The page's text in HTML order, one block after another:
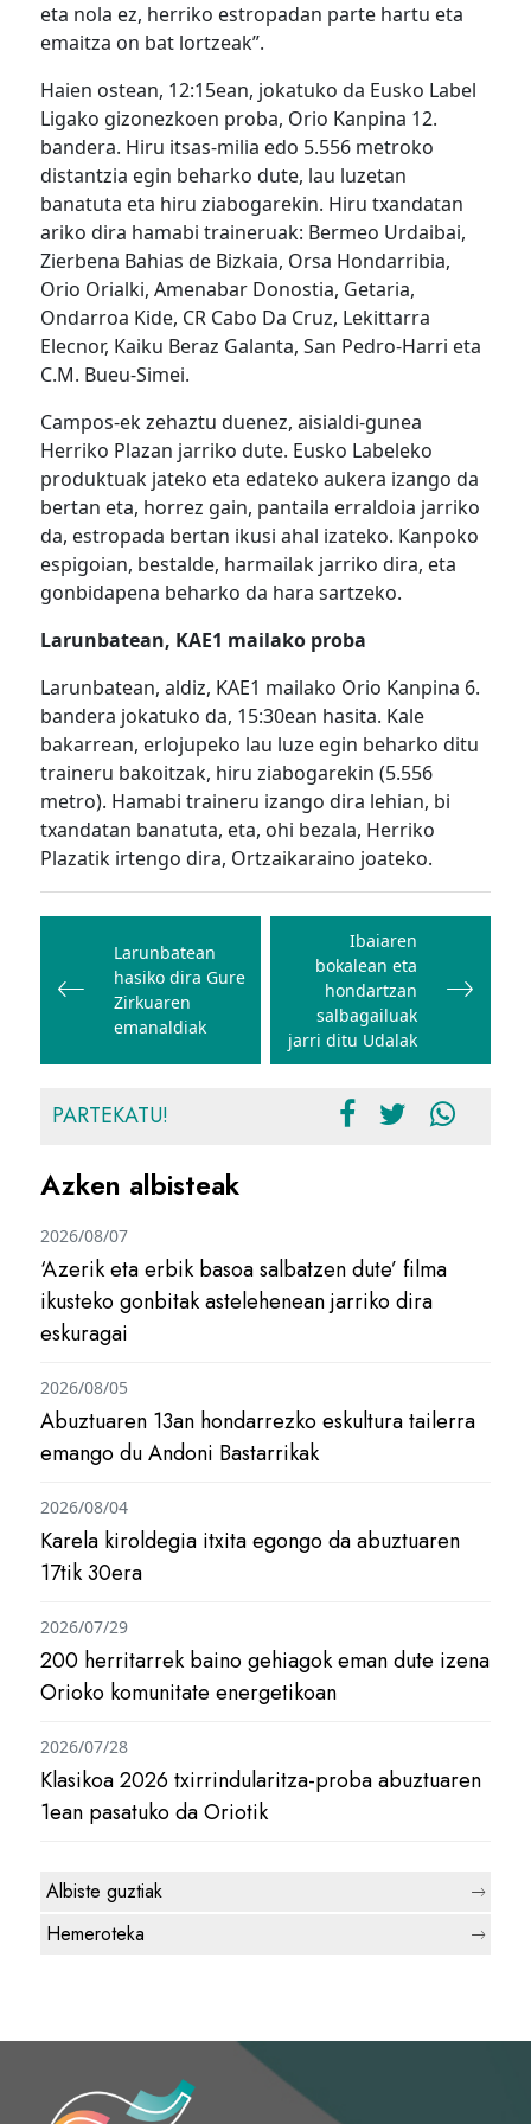
eta nola ez, herriko estropadan parte hartu eta
emaitza on bat lortzeak”.
Haien ostean, 12:15ean, jokatuko da Eusko Label
Ligako gizonezkoen proba, Orio Kanpina 12.
bandera. Hiru itsas-milia edo 5.556 metroko
distantzia egin beharko dute, lau luzetan
banatuta eta hiru ziabogarekin. Hiru txandatan
ariko dira hamabi traineruak: Bermeo Urdaibai,
Zierbena Bahias de Bizkaia, Orsa Hondarribia,
Orio Orialki, Amenabar Donostia, Getaria,
Ondarroa Kide, CR Cabo Da Cruz, Lekittarra
Elecnor, Kaiku Beraz Galanta, San Pedro-Harri eta
C.M. Bueu-Simei.
Campos-ek zehaztu duenez, aisialdi-gunea
Herriko Plazan jarriko dute. Eusko Labeleko
produktuak jateko eta edateko aukera izango da
bertan eta, horrez gain, pantaila erraldoia jarriko
da, estropada bertan ikusi ahal izateko. Kanpoko
espigoian, bestalde, harmailak jarriko dira, eta
gonbidapena beharko da hara sartzeko.
Larunbatean, KAE1 mailako proba
Larunbatean, aldiz, KAE1 mailako Orio Kanpina 6.
bandera jokatuko da, 15:30ean hasita. Kale
bakarrean, erlojupeko lau luze egin beharko ditu
traineru bakoitzak, hiru ziabogarekin (5.556
metro). Hamabi traineru izango dira lehian, bi
txandatan banatuta, eta, ohi bezala, Herriko
Plazatik irtengo dira, Ortzaikaraino joateko.
Bidalketetan
zehar
nabigatu
Larunbatean
hasiko dira Gure
Zirkuaren
emanaldiak
Ibaiaren
bokalean eta
hondartzan
salbagailuak
jarri ditu Udalak
PARTEKATU!
Azken albisteak
‘Azerik eta erbik basoa salbatzen dute’ filma
ikusteko gonbitak astelehenean jarriko dira
eskuragai
2026/08/07
Abuztuaren 13an hondarrezko eskultura tailerra
emango du Andoni Bastarrikak
2026/08/05
Karela kiroldegia itxita egongo da abuztuaren
17tik 30era
2026/08/04
200 herritarrek baino gehiagok eman dute izena
Orioko komunitate energetikoan
2026/07/29
Klasikoa 2026 txirrindularitza-proba abuztuaren
1ean pasatuko da Oriotik
2026/07/28
Albiste guztiak
Hemeroteka